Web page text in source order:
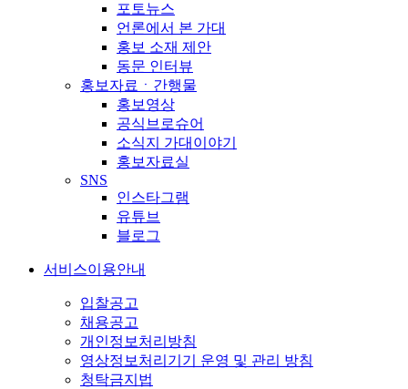
포토뉴스
언론에서 본 가대
홍보 소재 제안
동문 인터뷰
홍보자료ㆍ간행물
홍보영상
공식브로슈어
소식지 가대이야기
홍보자료실
SNS
인스타그램
유튜브
블로그
서비스이용안내
입찰공고
채용공고
개인정보처리방침
영상정보처리기기 운영 및 관리 방침
청탁금지법